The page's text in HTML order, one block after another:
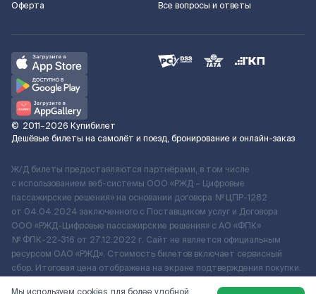
Оферта
Все вопросы и ответы
© 2011–2026 Купибилет
Дешёвые билеты на самолёт и поезд, бронирование и онлайн-заказ
Ж/Д билеты предоставляются партнёрами, в том числе
с использованием веб-системы ООО «РЖД – Цифровые
пассажирские решения» на основании договора № ЦПР-1282
от 04.04.2024 заключенного с Поставщиком услуг и Договора
ООО «РЖД-Цифровые пассажирские решения» c АО «ФПК»
№ ФПК-22-316 от 27.12.2022 г. Сайт не является официальным
ресурсом ОАО «РЖД». Стоимость билетов включает сервисный
сбор. Итоговая цена отображена на экране подтверждения покупки.